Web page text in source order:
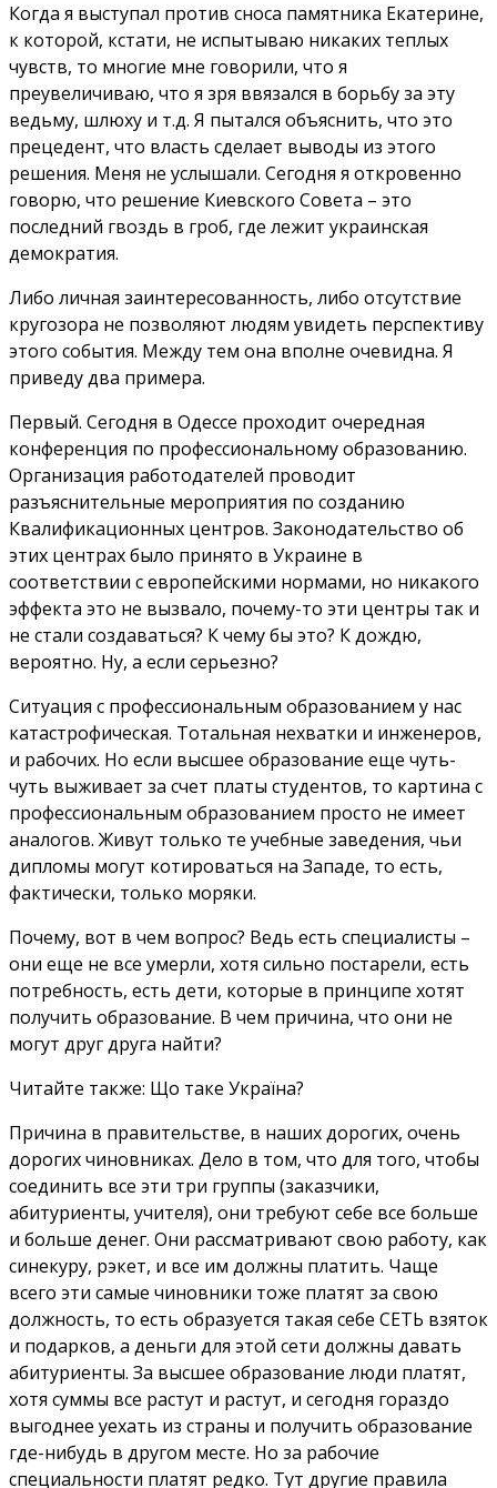
Когда я выступал против сноса памятника Екатерине,
к которой, кстати, не испытываю никаких теплых
чувств, то многие мне говорили, что я
преувеличиваю, что я зря ввязался в борьбу за эту
ведьму, шлюху и т.д. Я пытался объяснить, что это
прецедент, что власть сделает выводы из этого
решения. Меня не услышали. Сегодня я откровенно
говорю, что решение Киевского Совета – это
последний гвоздь в гроб, где лежит украинская
демократия.
Либо личная заинтересованность, либо отсутствие
кругозора не позволяют людям увидеть перспективу
этого события. Между тем она вполне очевидна. Я
приведу два примера.
Первый. Сегодня в Одессе проходит очередная
конференция по профессиональному образованию.
Организация работодателей проводит
разъяснительные мероприятия по созданию
Квалификационных центров. Законодательство об
этих центрах было принято в Украине в
соответствии с европейскими нормами, но никакого
эффекта это не вызвало, почему-то эти центры так и
не стали создаваться? К чему бы это? К дождю,
вероятно. Ну, а если серьезно?
Ситуация с профессиональным образованием у нас
катастрофическая. Тотальная нехватки и инженеров,
и рабочих. Но если высшее образование еще чуть-
чуть выживает за счет платы студентов, то картина с
профессиональным образованием просто не имеет
аналогов. Живут только те учебные заведения, чьи
дипломы могут котироваться на Западе, то есть,
фактически, только моряки.
Почему, вот в чем вопрос? Ведь есть специалисты –
они еще не все умерли, хотя сильно постарели, есть
потребность, есть дети, которые в принципе хотят
получить образование. В чем причина, что они не
могут друг друга найти?
Читайте также: Що таке Україна?
Причина в правительстве, в наших дорогих, очень
дорогих чиновниках. Дело в том, что для того, чтобы
соединить все эти три группы (заказчики,
абитуриенты, учителя), они требуют себе все больше
и больше денег. Они рассматривают свою работу, как
синекуру, рэкет, и все им должны платить. Чаще
всего эти самые чиновники тоже платят за свою
должность, то есть образуется такая себе СЕТЬ взяток
и подарков, а деньги для этой сети должны давать
абитуриенты. За высшее образование люди платят,
хотя суммы все растут и растут, и сегодня гораздо
выгоднее уехать из страны и получить образование
где-нибудь в другом месте. Но за рабочие
специальности платят редко. Тут другие правила